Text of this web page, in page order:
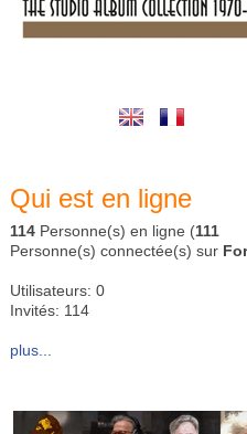
Qui est en ligne
114 Personne(s) en ligne (111
Personne(s) connectée(s) sur
Utilisateurs: 0
Invités: 114
plus...